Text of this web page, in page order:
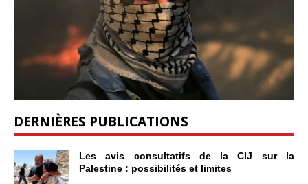
DERNIÈRES PUBLICATIONS
Les avis consultatifs de la CIJ sur la
Palestine : possibilités et limites